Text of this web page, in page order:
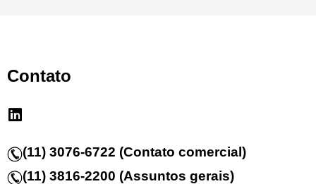
Contato
(11) 3076-6722 (Contato comercial)
(11) 3816-2200 (Assuntos gerais)